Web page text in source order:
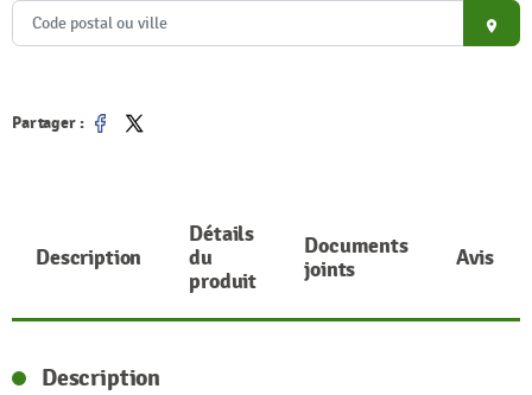
place
Partager :
Partager
Tweet
Description
Détails
du
produit
Documents
joints
Avis
Description